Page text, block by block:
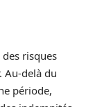
risques
Au-delà du
période,